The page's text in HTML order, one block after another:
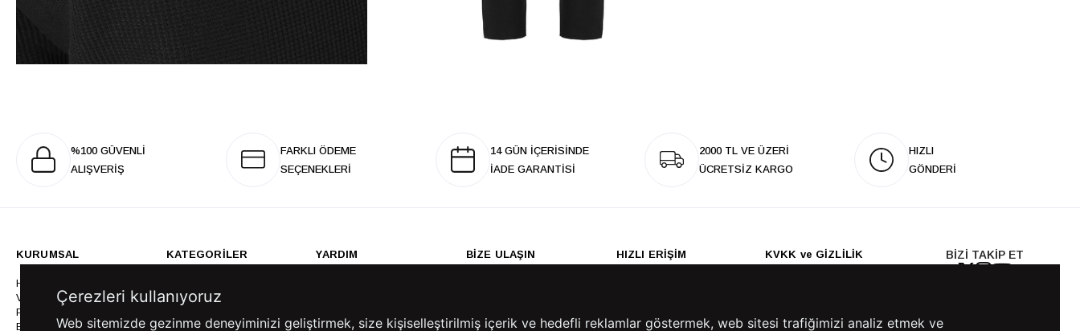
%100 GÜVENLİ
ALIŞVERİŞ
FARKLI ÖDEME
SEÇENEKLERİ
14 GÜN İÇERİSİNDE
İADE GARANTİSİ
2000 TL VE ÜZERİ
ÜCRETSİZ KARGO
HIZLI
GÖNDERİ
KURUMSAL
Hakkımızda
Vizyonumuz & Misyonumuz
Politikalarımız
Bayilik
KATEGORİLER
Takım Elbise
Mont
YARDIM
İptal & İade Politikası
BİZE ULAŞIN HIZLI ERİŞİM KVKK ve GİZLİLİK
KVKK Açık Rıza Metni
BİZİ TAKİP ET
Çerezleri kullanıyoruz
Web sitemizde gezinme deneyiminizi geliştirmek, size kişiselleştirilmiş içerik ve hedefli reklamlar göstermek, web sitesi trafiğimizi analiz etmek ve